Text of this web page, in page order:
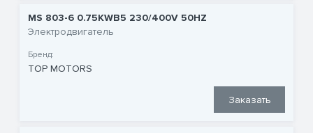
MS 803-6 0.75KWB5 230/400V 50HZ
Электродвигатель
Бренд:
TOP MOTORS
Заказать